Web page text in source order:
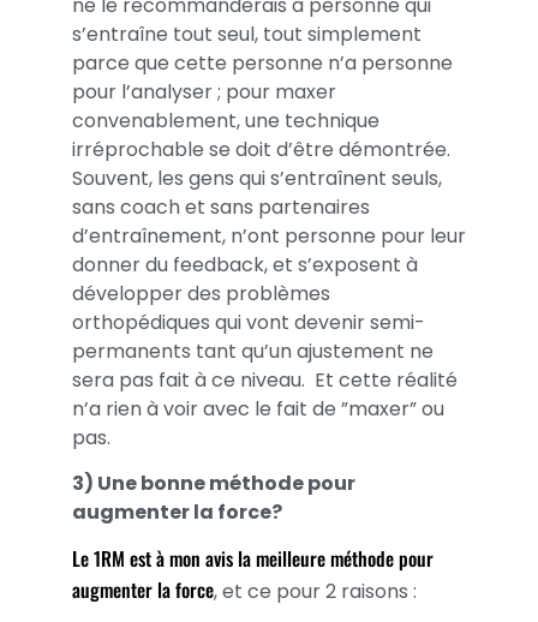
s’entraîne tout seul, tout simplement
parce que cette personne n’a personne
pour l’analyser ; pour maxer
convenablement, une technique
irréprochable se doit d’être démontrée.
Souvent, les gens qui s’entraînent seuls,
sans coach et sans partenaires
d’entraînement, n’ont personne pour leur
donner du feedback, et s’exposent à
développer des problèmes
orthopédiques qui vont devenir semi-
permanents tant qu’un ajustement ne
sera pas fait à ce niveau. Et cette réalité
n’a rien à voir avec le fait de ”maxer” ou
pas.
3) Une bonne méthode pour
augmenter la force?
Le 1RM est à mon avis la meilleure méthode pour
augmenter la force, et ce pour 2 raisons :